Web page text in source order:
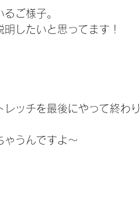
ご様子。
したいと思ってます！
ッチを最後にやって終わり
ゃうんですよ〜